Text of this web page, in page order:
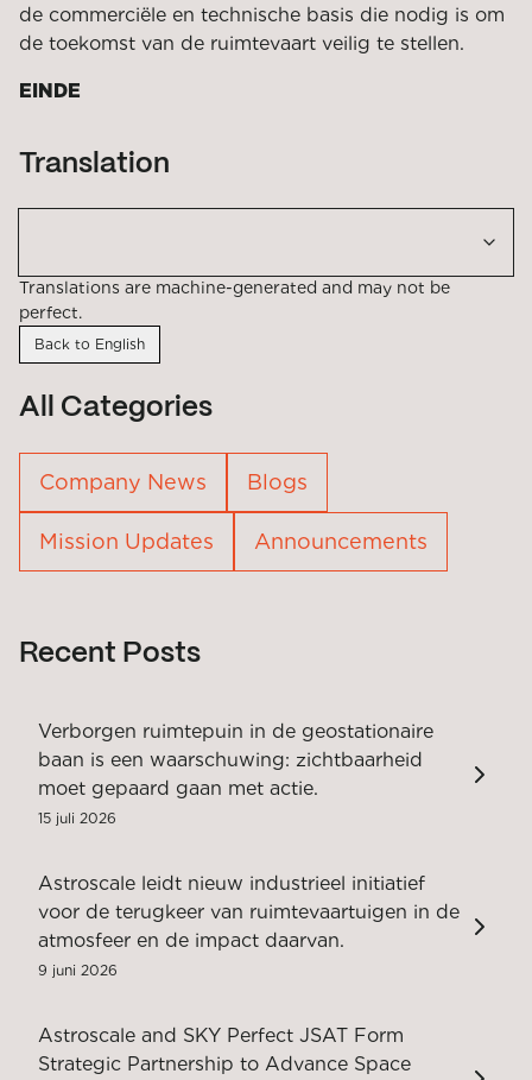
de commerciële en technische basis die nodig is om
de toekomst van de ruimtevaart veilig te stellen.
EINDE
Translation
Translations are machine-generated and may not be
perfect.
Back to English
All Categories
Company News Blogs
Mission Updates Announcements
Recent Posts
Verborgen ruimtepuin in de geostationaire
baan is een waarschuwing: zichtbaarheid
moet gepaard gaan met actie.
15 juli 2026
Astroscale leidt nieuw industrieel initiatief
voor de terugkeer van ruimtevaartuigen in de
atmosfeer en de impact daarvan.
9 juni 2026
Astroscale and SKY Perfect JSAT Form
Strategic Partnership to Advance Space